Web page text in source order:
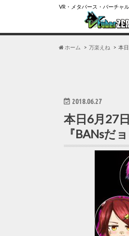
VR・メタバース・バーチャ
ホーム 万楽えね 本
2018.06.27
本日6月27
『BANsだ